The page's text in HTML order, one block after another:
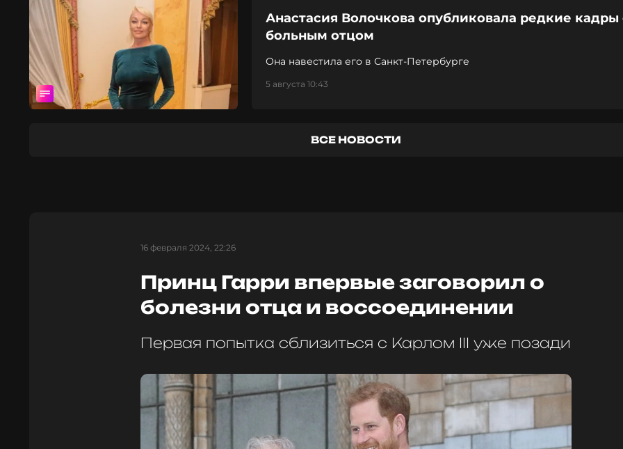
Анастасия Волочкова опубликовала редкие кадры
больным отцом
Она навестила его в Санкт-Петербурге
5 августа 10:43
ВСЕ НОВОСТИ
16 февраля 2024, 22:26
Принц Гарри впервые заговорил о
болезни отца и воссоединении
Первая попытка сблизиться с Карлом III уже позади